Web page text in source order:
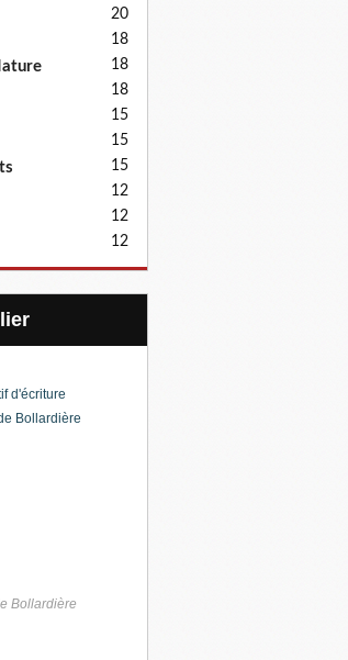
20
18
18
18
15
15
15
12
12
12
d'écriture
Bollardière
Bollardière